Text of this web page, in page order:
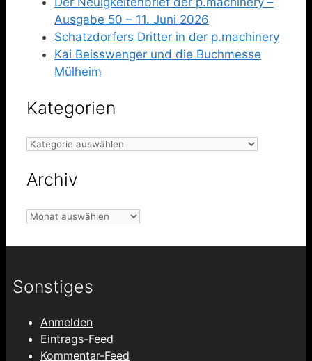
Ausgabe 50 – 11. Juni 2026
Schatzdorfers Dritter in der p.machinery
Kai Beisswenger und die Buchmesse
Mülheim
Kategorien
Kategorien
Archiv
Archiv
Sonstiges
Anmelden
Eintrags-Feed
Kommentar-Feed